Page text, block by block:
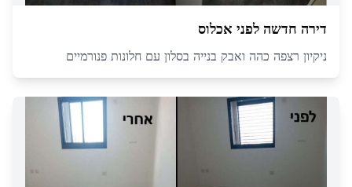
דירה חדשה לפני אכלוס
ניקיון רצפה כהה ואבק בנייה בסלון עם חלונות פנורמיים